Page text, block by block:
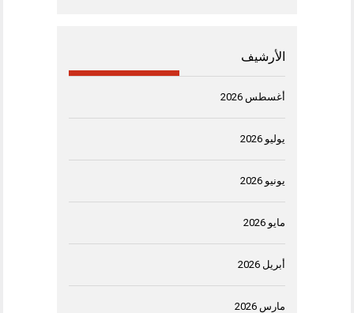
الأرشيف
أغسطس 2026
يوليو 2026
يونيو 2026
مايو 2026
أبريل 2026
مارس 2026